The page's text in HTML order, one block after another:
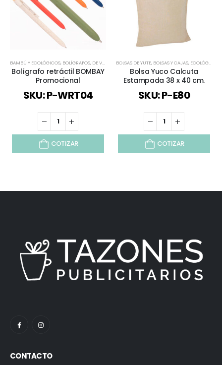
BAMBÚ Y ECOLÓGICOS, BOLÍGRAFOS, DE VUELTA AL COLEGIO ,ECOLÓGICOS Y SUSTENTABLES,
Bolígrafo retráctil BOMBAY
Promocional
SKU: P-WRT04
COTIZAR
BOLSAS DE YUTE, BOLSAS Y CAJAS, ECOLÓGICOS Y SUSTENTABLES
Bolsa Yuco Calcuta
Estampada 38 x 40 cm.
SKU: P-E80
COTIZAR
CONTACTO